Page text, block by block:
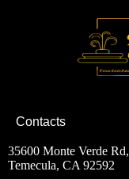
Contacts
35600 Monte Verde Rd,
Temecula, CA 92592